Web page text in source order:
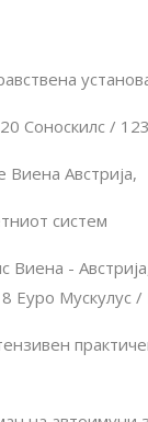
/ 123
Австрија,
систем
-
Еуро